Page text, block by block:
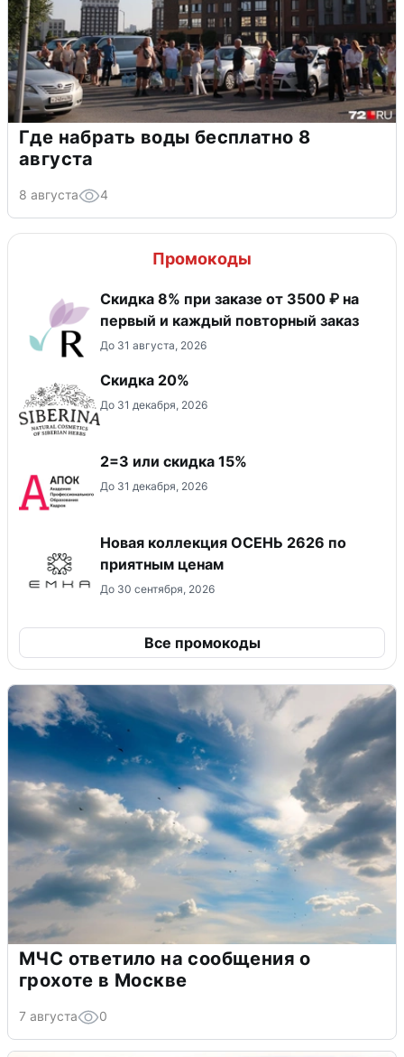
Где набрать воды бесплатно 8
августа
8 августа 4
Промокоды
Скидка 8% при заказе от 3500 ₽ на
первый и каждый повторный заказ
До 31 августа, 2026
Скидка 20%
До 31 декабря, 2026
2=3 или скидка 15%
До 31 декабря, 2026
Новая коллекция ОСЕНЬ 2626 по
приятным ценам
До 30 сентября, 2026
Все промокоды
МЧС ответило на сообщения о
грохоте в Москве
7 августа 0